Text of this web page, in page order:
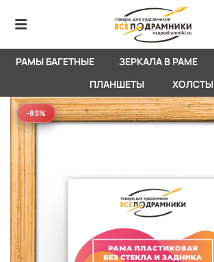
РАМЫ БАГЕТНЫЕ ЗЕРКАЛА В РАМЕ
ПЛАНШЕТЫ
ХОЛСТЫ
-85%
-85%